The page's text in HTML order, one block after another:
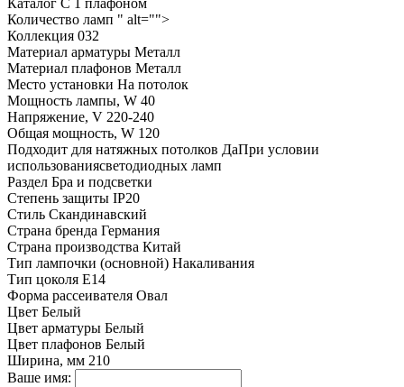
Каталог С 1 плафоном
Количество ламп " alt="">
Коллекция 032
Материал арматуры Металл
Материал плафонов Металл
Место установки На потолок
Мощность лампы, W 40
Напряжение, V 220-240
Общая мощность, W 120
Подходит для натяжных потолков ДаПри условии
использованиясветодиодных ламп
Раздел Бра и подсветки
Степень защиты IP20
Стиль Скандинавский
Страна бренда Германия
Страна производства Китай
Тип лампочки (основной) Накаливания
Тип цоколя E14
Форма рассеивателя Овал
Цвет Белый
Цвет арматуры Белый
Цвет плафонов Белый
Ширина, мм 210
Ваше имя: